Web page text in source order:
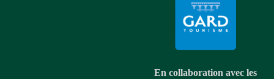
En collaboration avec les